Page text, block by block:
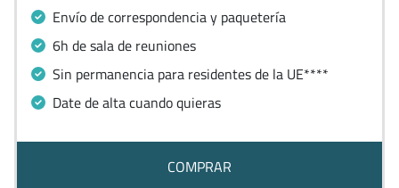
Envío de correspondencia y paquetería
6h de sala de reuniones
Sin permanencia para residentes de la UE****
Date de alta cuando quieras
COMPRAR